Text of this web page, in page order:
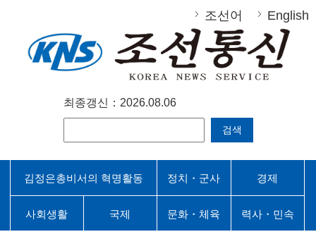
조선어 English
최종갱신：2026.08.06
검색
김정은총비서의 혁명활동 정치・군사 경제
사회생활 국제 문화・체육 력사・민속